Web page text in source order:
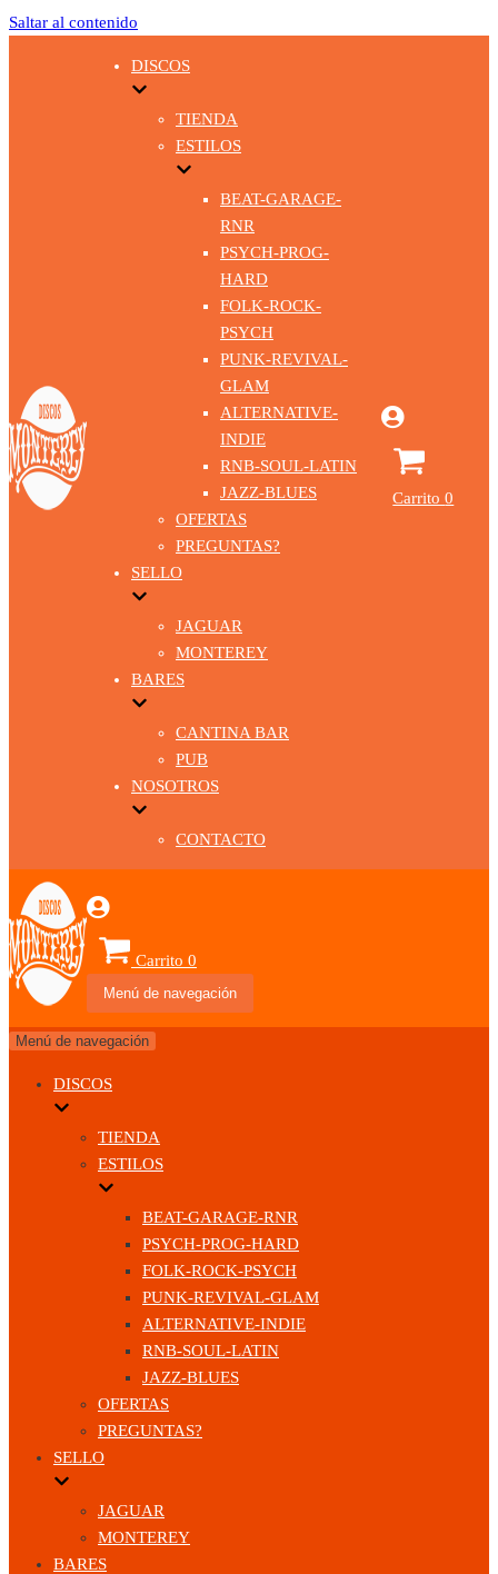
Saltar al contenido
DISCOS
TIENDA
ESTILOS
BEAT-GARAGE-
RNR
PSYCH-PROG-
HARD
FOLK-ROCK-
PSYCH
PUNK-REVIVAL-
GLAM
ALTERNATIVE-
INDIE
RNB-SOUL-LATIN
JAZZ-BLUES
OFERTAS
PREGUNTAS?
SELLO
JAGUAR
MONTEREY
BARES
CANTINA BAR
PUB
NOSOTROS
CONTACTO
Carrito0
Carrito 0
Menú de navegación
Menú de navegación
DISCOS
TIENDA
ESTILOS
BEAT-GARAGE-RNR
PSYCH-PROG-HARD
FOLK-ROCK-PSYCH
PUNK-REVIVAL-GLAM
ALTERNATIVE-INDIE
RNB-SOUL-LATIN
JAZZ-BLUES
OFERTAS
PREGUNTAS?
SELLO
JAGUAR
MONTEREY
BARES